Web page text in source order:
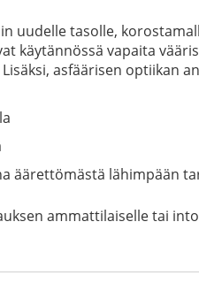
uudelle tasolle,
käytännössä vapaita
asfäärisen optiikan
äärettömästä lähimpään
ammattilaiselle tai